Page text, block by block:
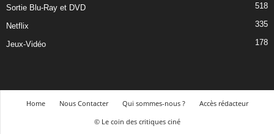
Sortie Blu-Ray et DVD 518
Netflix 335
Jeux-Vidéo 178
Home Nous Contacter Qui sommes-nous ?
Accès rédacteur
© Le coin des critiques ciné